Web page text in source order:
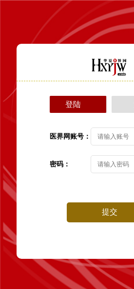
登陆
医界网账号：
密码：
提交